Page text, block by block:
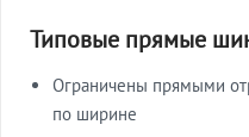
Типовые прямые
Ограничены прямыми
по ширине